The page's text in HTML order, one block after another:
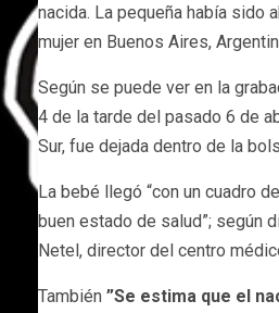
nacida. La pequeña había sido
mujer en Buenos Aires,
Según se puede ver en la
4 de la tarde del pasado 6 de
Sur, fue dejada dentro de la
La bebé llegó “con un cuadro
buen estado de salud”; según
Netel, director del centro
También ”Se estima que el